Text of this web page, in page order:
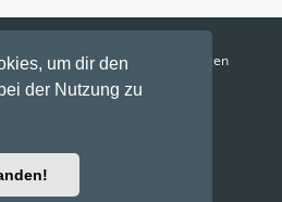
um dir den
der Nutzung zu
Nutzungsbedingungen
sind UTC+02:00
9. August 2026, 08:42
Software © phpBB Limited
by